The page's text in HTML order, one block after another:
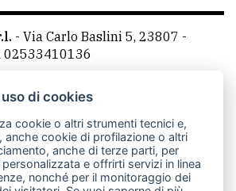
- Via Carlo Baslini 5, 23807 -
02533410136
CasateOnline
RSS
policy
di cookies
cookie o altri strumenti tecnici e,
anche cookie di profilazione o altri
anche di terze parti, per
e offrirti servizi in linea
nonché per il monitoraggio dei